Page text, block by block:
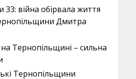
33: війна обірвала життя
Дмитра
Тернопільщині – сильна
Тернопільщини